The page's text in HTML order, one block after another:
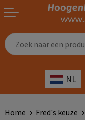
NL
Giveaways
Outdoor
Werkkleding
Sportkleding
Outdoor artikelen
Giveaways bedrukken
Transport
Horeca
Home Fred's keuze